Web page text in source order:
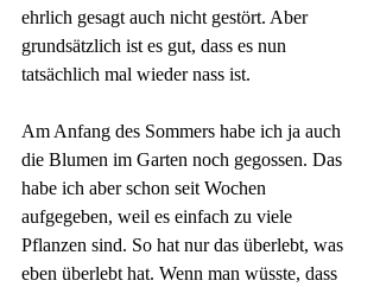
ehrlich gesagt auch nicht gestört. Aber
grundsätzlich ist es gut, dass es nun
tatsächlich mal wieder nass ist.
Am Anfang des Sommers habe ich ja auch
die Blumen im Garten noch gegossen. Das
habe ich aber schon seit Wochen
aufgegeben, weil es einfach zu viele
Pflanzen sind. So hat nur das überlebt, was
eben überlebt hat. Wenn man wüsste, dass